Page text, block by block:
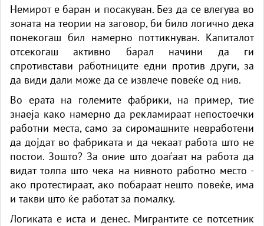
Немирот е баран и посакуван. Без да се влегува во
зоната на теории на заговор, би било логично дека
понекогаш бил намерно поттикнуван. Капиталот
отсекогаш активно барал начини да ги
спротивстави работниците едни против други, за
да види дали може да се извлече повеќе од нив.
Во ерата на големите фабрики, на пример, тие
знаеја како намерно да рекламираат непостоечки
работни места, само за сиромашните невработени
да дојдат во фабриката и да чекаат работа што не
постои. Зошто? За оние што доаѓаат на работа да
видат толпа што чека на нивното работно место -
ако протестираат, ако побараат нешто повеќе, има
и такви што ќе работат за помалку.
Логиката е иста и денес. Мигрантите се потсетник